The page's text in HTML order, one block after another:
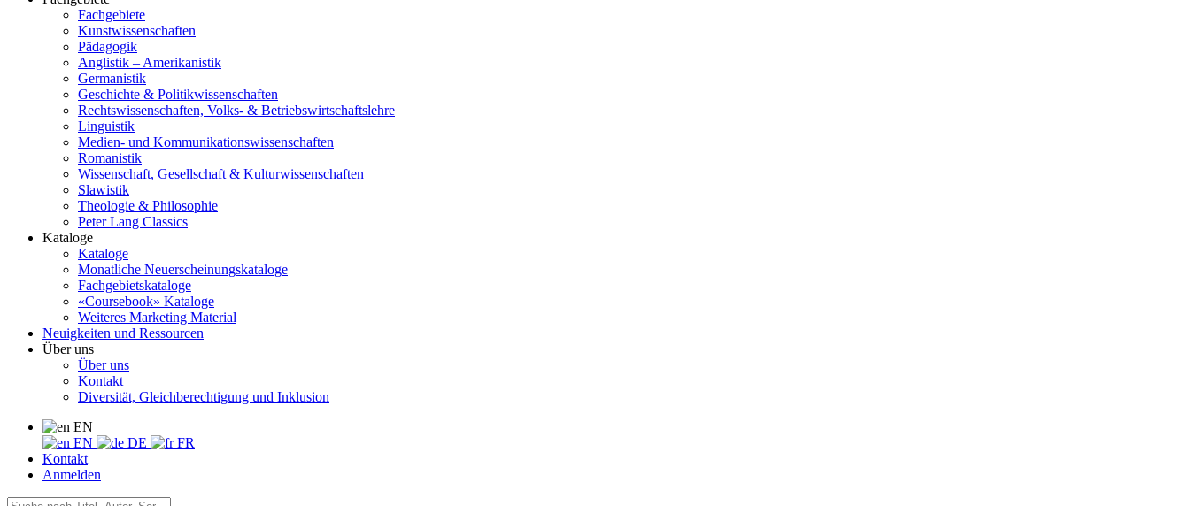
Fachgebiete
Kunstwissenschaften
Pädagogik
Anglistik – Amerikanistik
Germanistik
Geschichte & Politikwissenschaften
Rechtswissenschaften, Volks- & Betriebswirtschaftslehre
Linguistik
Medien- und Kommunikationswissenschaften
Romanistik
Wissenschaft, Gesellschaft & Kulturwissenschaften
Slawistik
Theologie & Philosophie
Peter Lang Classics
Kataloge
Kataloge
Monatliche Neuerscheinungskataloge
Fachgebietskataloge
«Coursebook» Kataloge
Weiteres Marketing Material
Neuigkeiten und Ressourcen
Über uns
Über uns
Kontakt
Diversität, Gleichberechtigung und Inklusion
EN
EN
DE
FR
Kontakt
Anmelden